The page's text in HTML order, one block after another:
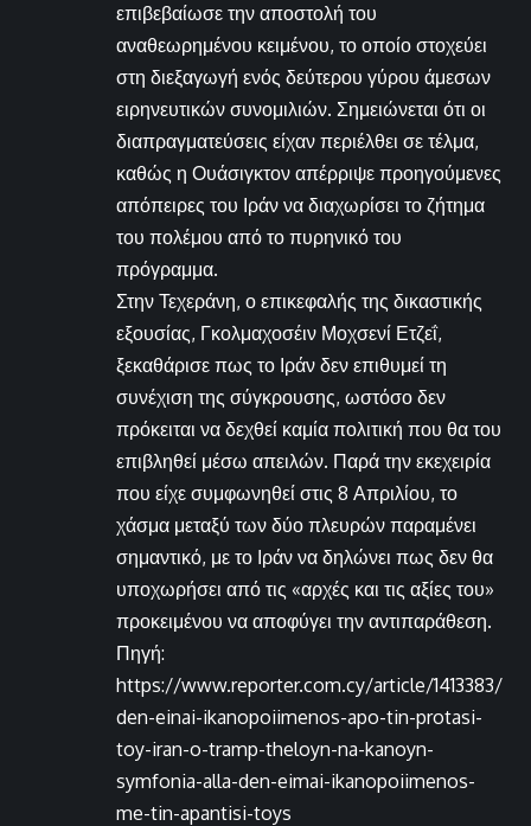
επιβεβαίωσε την αποστολή του
αναθεωρημένου κειμένου, το οποίο στοχεύει
στη διεξαγωγή ενός δεύτερου γύρου άμεσων
ειρηνευτικών συνομιλιών. Σημειώνεται ότι οι
διαπραγματεύσεις είχαν περιέλθει σε τέλμα,
καθώς η Ουάσιγκτον απέρριψε προηγούμενες
απόπειρες του Ιράν να διαχωρίσει το ζήτημα
του πολέμου από το πυρηνικό του
πρόγραμμα.
Στην Τεχεράνη, ο επικεφαλής της δικαστικής
εξουσίας, Γκολμαχοσέιν Μοχσενί Ετζεΐ,
ξεκαθάρισε πως το Ιράν δεν επιθυμεί τη
συνέχιση της σύγκρουσης, ωστόσο δεν
πρόκειται να δεχθεί καμία πολιτική που θα του
επιβληθεί μέσω απειλών. Παρά την εκεχειρία
που είχε συμφωνηθεί στις 8 Απριλίου, το
χάσμα μεταξύ των δύο πλευρών παραμένει
σημαντικό, με το Ιράν να δηλώνει πως δεν θα
υποχωρήσει από τις «αρχές και τις αξίες του»
προκειμένου να αποφύγει την αντιπαράθεση.
Πηγή:
https://www.reporter.com.cy/article/1413383/
den-einai-ikanopoiimenos-apo-tin-protasi-
toy-iran-o-tramp-theloyn-na-kanoyn-
symfonia-alla-den-eimai-ikanopoiimenos-
me-tin-apantisi-toys